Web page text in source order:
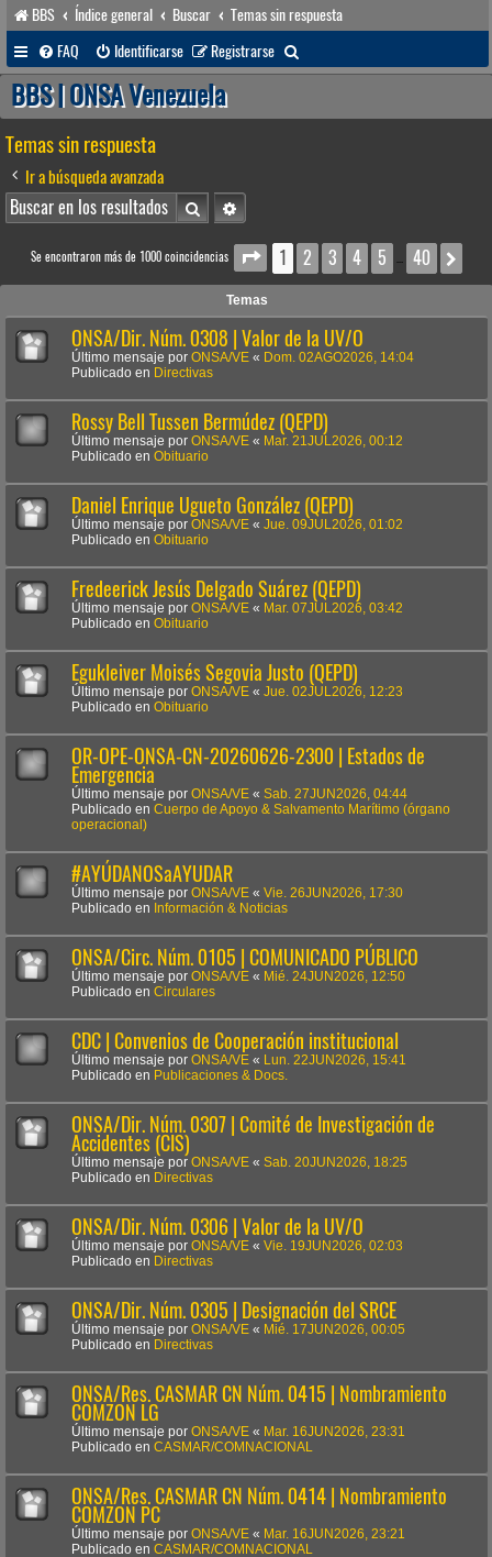
BBS Índice general Buscar
Temas sin respuesta
FAQ
Identificarse Registrarse
u
BBS | ONSA Venezuela
Temas sin respuesta
Ir a búsqueda avanzada
BuscarBúsqueda avanzada
Se encontraron más de 1000 coincidencias Página1 de 40
1 2 3 4 5 … 40
Temas
ONSA/Dir. Núm. 0308 | Valor de la UV/O
Último mensaje por ONSA/VE « Dom. 02AGO2026, 14:04
Publicado en Directivas
Rossy Bell Tussen Bermúdez (QEPD)
Último mensaje por ONSA/VE « Mar. 21JUL2026, 00:12
Publicado en Obituario
Daniel Enrique Ugueto González (QEPD)
Último mensaje por ONSA/VE « Jue. 09JUL2026, 01:02
Publicado en Obituario
Fredeerick Jesús Delgado Suárez (QEPD)
Último mensaje por ONSA/VE « Mar. 07JUL2026, 03:42
Publicado en Obituario
Egukleiver Moisés Segovia Justo (QEPD)
Último mensaje por ONSA/VE « Jue. 02JUL2026, 12:23
Publicado en Obituario
OR-OPE-ONSA-CN-20260626-2300 | Estados de
Emergencia
Último mensaje por ONSA/VE « Sab. 27JUN2026, 04:44
Publicado en Cuerpo de Apoyo & Salvamento Marítimo (órgano
operacional)
#AYÚDANOSaAYUDAR
Último mensaje por ONSA/VE « Vie. 26JUN2026, 17:30
Publicado en Información & Noticias
ONSA/Circ. Núm. 0105 | COMUNICADO PÚBLICO
Último mensaje por ONSA/VE « Mié. 24JUN2026, 12:50
Publicado en Circulares
CDC | Convenios de Cooperación institucional
Último mensaje por ONSA/VE «
Lun. 22JUN2026, 15:41
Publicado en Publicaciones & Docs.
ONSA/Dir. Núm. 0307 | Comité de Investigación de
Accidentes (CIS)
Último mensaje por ONSA/VE « Sab. 20JUN2026, 18:25
Publicado en Directivas
ONSA/Dir. Núm. 0306 | Valor de la UV/O
Último mensaje por ONSA/VE « Vie. 19JUN2026, 02:03
Publicado en Directivas
ONSA/Dir. Núm. 0305 | Designación del SRCE
Último mensaje por ONSA/VE « Mié. 17JUN2026, 00:05
Publicado en Directivas
ONSA/Res. CASMAR CN Núm. 0415 | Nombramiento
COMZON LG
Último mensaje por ONSA/VE « Mar. 16JUN2026, 23:31
Publicado en CASMAR/COMNACIONAL
ONSA/Res. CASMAR CN Núm. 0414 | Nombramiento
COMZON PC
Último mensaje por ONSA/VE « Mar. 16JUN2026, 23:21
Publicado en CASMAR/COMNACIONAL